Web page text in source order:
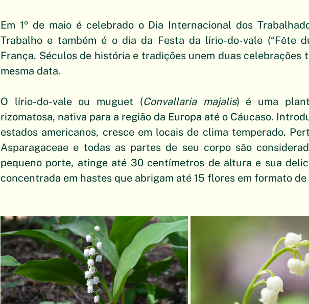
Em 1º de maio é celebrado o Dia Internacional dos
Trabalho e também é o dia da Festa da lírio-do-vale (“Fête
França. Séculos de história e tradições unem duas celebrações
mesma data.
O lírio-do-vale ou muguet (Convallaria majalis) é uma
rizomatosa, nativa para a região da Europa até o Cáucaso.
estados americanos, cresce em locais de clima temperado.
Asparagaceae e todas as partes de seu corpo são
pequeno porte, atinge até 30 centímetros de altura e sua
concentrada em hastes que abrigam até 15 flores em formato de